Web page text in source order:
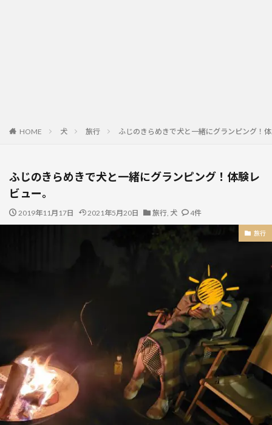
HOME 犬 旅行 ふじのきらめきで犬と一緒にグランピング！
ふじのきらめきで犬と一緒にグランピング！体験レ
ビュー。
2019年11月17日 2021年5月20日 旅行, 犬 4件
旅行